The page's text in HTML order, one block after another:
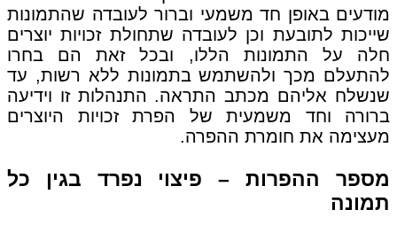
מודעים באופן חד משמעי וברור לעובדה שהתמונות
שייכות לתובעת וכן לעובדה שתחולת זכויות יוצרים
חלה על התמונות הללו, ובכל זאת הם בחרו
להתעלם מכך ולהשתמש בתמונות ללא רשות, עד
שנשלח אליהם מכתב התראה. התנהלות זו וידיעה
ברורה וחד משמעית של הפרת זכויות היוצרים
מעצימה את חומרת ההפרה.
מספר ההפרות – פיצוי נפרד בגין כל
תמונה